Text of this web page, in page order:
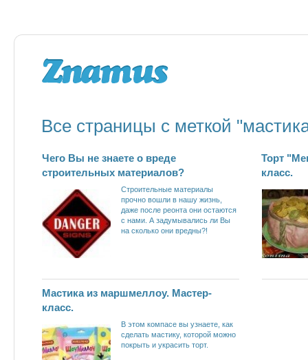
Все страницы с меткой
Чего Вы не знаете о вреде
строительных материалов?
Строительные материалы
прочно вошли в нашу жизнь,
даже после реонта они остаются
с нами. А задумывались ли Вы
на сколько они вредны?!
Торт
класс.
Мастика из маршмеллоу. Мастер-
класс.
В этом компасе вы узнаете, как
сделать мастику, которой можно
покрыть и украсить торт.